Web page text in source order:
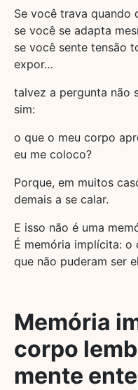
Se você trava quando
se você se adapta
se você sente tensão
expor…
talvez a pergunta não
sim:
o que o meu corpo
eu me coloco?
Porque, em muitos
demais a se calar.
E isso não é uma
É memória implícita:
que não puderam ser
Memória
corpo
mente